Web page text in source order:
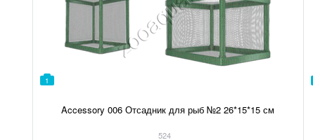
1
Accessory 006 Отсадник для рыб №2 26*15*15 см
524